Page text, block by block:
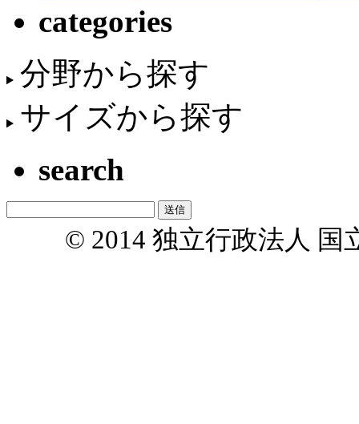
categories
分野から探す
サイズから探す
search
© 2014 独立行政法人 国